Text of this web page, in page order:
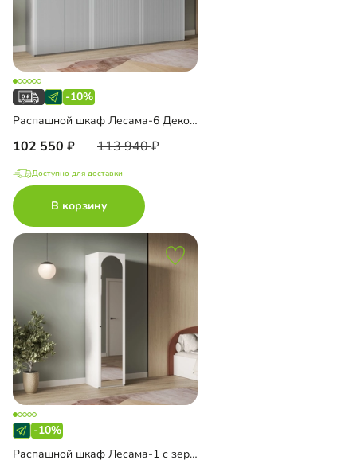
-10%
Распашной шкаф Лесама-6 Декор 4
102 550 113 940
Доступно для доставки
В корзину
-10%
Распашной шкаф Лесама-1 с зеркалом